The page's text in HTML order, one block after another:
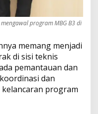
program MBG B3 di
memang menjadi
di sisi teknis
pemantauan dan
dan
kelancaran program